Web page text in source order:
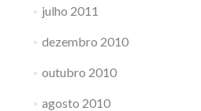
julho 2011
dezembro 2010
outubro 2010
agosto 2010